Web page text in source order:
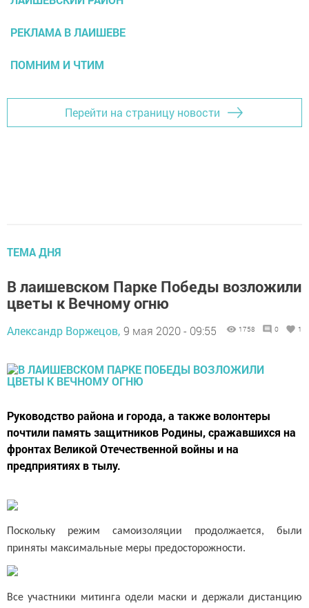
РЕКЛАМА В ЛАИШЕВЕ
ПОМНИМ И ЧТИМ
Перейти на страницу новости
ТЕМА ДНЯ
В лаишевском Парке Победы возложили
цветы к Вечному огню
Александр Воржецов, 9 мая 2020 - 09:55 1758 0 1
Руководство района и города, а также волонтеры
почтили память защитников Родины, сражавшихся на
фронтах Великой Отечественной войны и на
предприятиях в тылу.
Поскольку режим самоизоляции продолжается, были
приняты максимальные меры предосторожности.
Все участники митинга одели маски и держали дистанцию